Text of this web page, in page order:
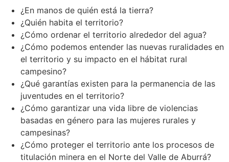
¿En manos de quién está la tierra?
¿Quién habita el territorio?
¿Cómo ordenar el territorio alrededor del agua?
¿Cómo podemos entender las nuevas ruralidades en
el territorio y su impacto en el hábitat rural
campesino?
¿Qué garantías existen para la permanencia de las
juventudes en el territorio?
¿Cómo garantizar una vida libre de violencias
basadas en género para las mujeres rurales y
campesinas?
¿Cómo proteger el territorio ante los procesos de
titulación minera en el Norte del Valle de Aburrá?